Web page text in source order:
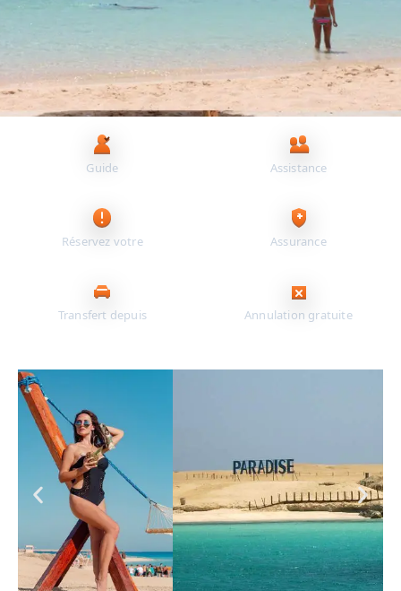
Principaux avantages pour vous
Guide
Assistance
Réservez votre
Assurance
Transfert depuis
Annulation gratuite